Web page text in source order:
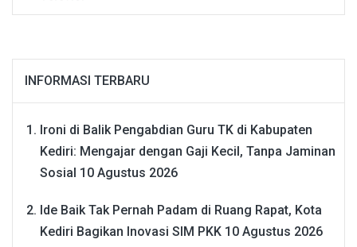
INFORMASI TERBARU
Ironi di Balik Pengabdian Guru TK di Kabupaten
Kediri: Mengajar dengan Gaji Kecil, Tanpa Jaminan
Sosial 10 Agustus 2026
Ide Baik Tak Pernah Padam di Ruang Rapat, Kota
Kediri Bagikan Inovasi SIM PKK 10 Agustus 2026